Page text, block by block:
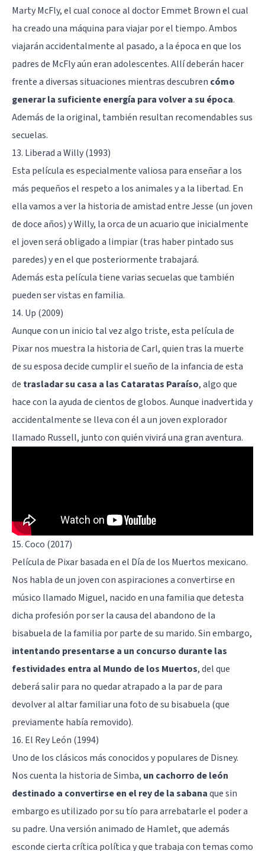
Marty McFly, el cual conoce al doctor Emmet Brown el cual
ha creado una máquina para viajar por el tiempo. Ambos
viajarán accidentalmente al pasado, a la época en que los
padres de McFly aún eran adolescentes. Allí deberán hacer
frente a diversas situaciones mientras descubren cómo
generar la suficiente energía para volver a su época.
Además de la original, también resultan recomendables sus
secuelas.
13. Liberad a Willy (1993)
Esta película es especialmente valiosa para enseñar a los
más pequeños el respeto a los animales y a la libertad. En
ella vamos a ver la historia de amistad entre Jesse (un joven
de doce años) y Willy, la orca de un acuario que inicialmente
el joven será obligado a limpiar (tras haber pintado sus
paredes) y en el que posteriormente trabajará.
Además esta película tiene varias secuelas que también
pueden ser vistas en familia.
14. Up (2009)
Aunque con un inicio tal vez algo triste, esta película de
Pixar nos muestra la historia de Carl, quien tras la muerte
de su esposa decide cumplir el sueño de la infancia de esta
de trasladar su casa a las Cataratas Paraíso, algo que
hace con la ayuda de cientos de globos. Aunque inadvertida y
accidentalmente se lleva con él a un joven explorador
llamado Russell, junto con quién vivirá una gran aventura.
15. Coco (2017)
Película de Pixar basada en el Día de los Muertos mexicano.
Nos habla de un joven con aspiraciones a convertirse en
músico llamado Miguel, nacido en una familia que detesta
dicha profesión por ser la causa del abandono de la
bisabuela de la familia por parte de su marido. Sin embargo,
intentando presentarse a un concurso durante las
festividades entra al Mundo de los Muertos, del que
deberá salir para no quedar atrapado a la par de para
devolver al altar familiar una foto de su bisabuela (que
previamente había removido).
16. El Rey León (1994)
Uno de los clásicos más conocidos y populares de Disney.
Nos cuenta la historia de Simba, un cachorro de león
destinado a convertirse en el rey de la sabanaque sin
embargo es utilizado por su tío para arrebatarle el poder a
su padre. Una versión animado de Hamlet, que además
esconde cierta crítica política y que trabaja con temas como